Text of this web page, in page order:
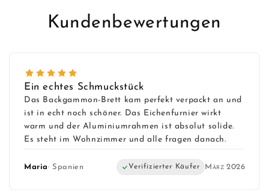
Kundenbewertungen
Ein echtes Schmuckstück
Das Backgammon-Brett kam perfekt verpackt an und
ist in echt noch schöner. Das Eichenfurnier wirkt
warm und der Aluminiumrahmen ist absolut solide.
Es steht im Wohnzimmer und alle fragen danach.
Maria· Spanien Verifizierter Käufer März 2026